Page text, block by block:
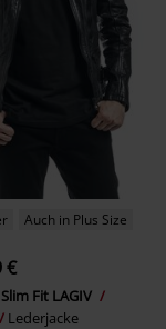
Auch in Plus Size
€
Fit LAGIV
Lederjacke